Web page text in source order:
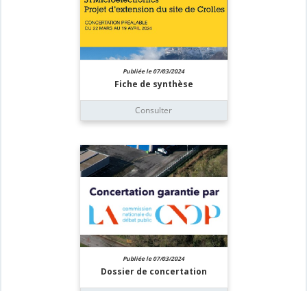
Publiée le 07/03/2024
Fiche de synthèse
Consulter
Publiée le 07/03/2024
Dossier de concertation